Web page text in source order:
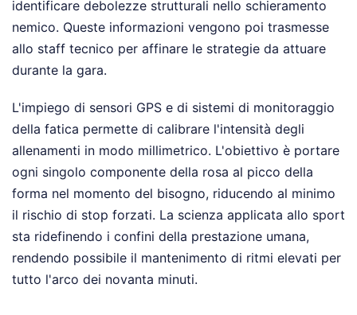
identificare debolezze strutturali nello schieramento
nemico. Queste informazioni vengono poi trasmesse
allo staff tecnico per affinare le strategie da attuare
durante la gara.
L'impiego di sensori GPS e di sistemi di monitoraggio
della fatica permette di calibrare l'intensità degli
allenamenti in modo millimetrico. L'obiettivo è portare
ogni singolo componente della rosa al picco della
forma nel momento del bisogno, riducendo al minimo
il rischio di stop forzati. La scienza applicata allo sport
sta ridefinendo i confini della prestazione umana,
rendendo possibile il mantenimento di ritmi elevati per
tutto l'arco dei novanta minuti.